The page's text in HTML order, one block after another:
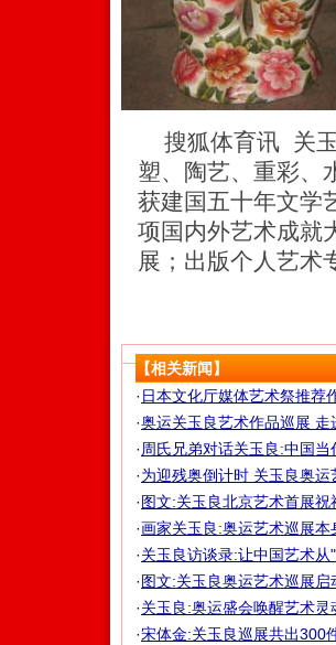
搜狐体育讯 关玉
塑、陶艺、重彩、
获建国五十年文学
项国内外艺术成就
展；出版个人艺术
【相关新闻】
· 日本文化厅媒体艺术祭推荐
·奥运关玉良艺术作品巡展 走
· 周氏兄弟对话关玉良:中国
·为迎残奥倒计时 关玉良奥运
·图文:关玉良北京艺术首展祝
·画家关玉良:奥运艺术巡展本
·关玉良访谈录:让中国艺术从
·图文:关玉良奥运艺术巡展启
·关玉良:奥运盛会唤醒艺术灵
·宋体金:关玉良巡展共出300